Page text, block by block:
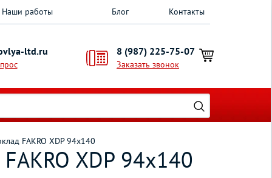
Наши работы Блог Контакты
ltd.ru 8 (987) 225-75-07
Заказать звонок
FAKRO XDP 94х140
XDP 94х140